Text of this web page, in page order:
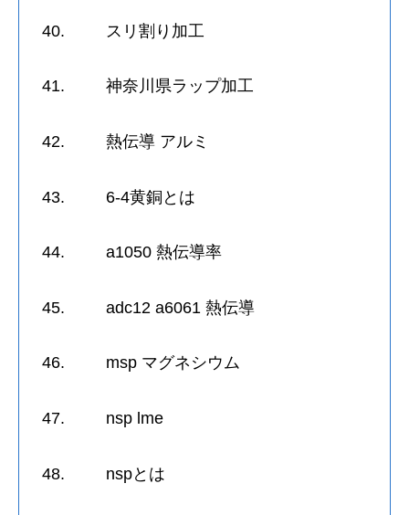
40. スリ割り加工
41. 神奈川県ラップ加工
42. 熱伝導 アルミ
43. 6-4黄銅とは
44. a1050 熱伝導率
45. adc12 a6061 熱伝導
46. msp マグネシウム
47. nsp lme
48. nspとは